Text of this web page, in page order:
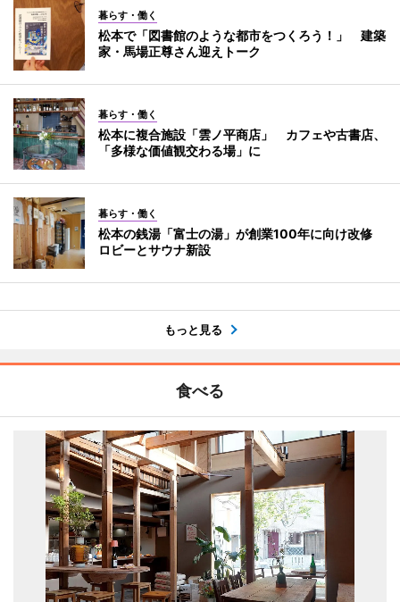
暮らす・働く
松本で「図書館のような都市をつくろう！」 建築
家・馬場正尊さん迎えトーク
暮らす・働く
松本に複合施設「雲ノ平商店」 カフェや古書店、
「多様な価値観交わる場」に
暮らす・働く
松本の銭湯「富士の湯」が創業100年に向け改修
ロビーとサウナ新設
もっと見る
食べる